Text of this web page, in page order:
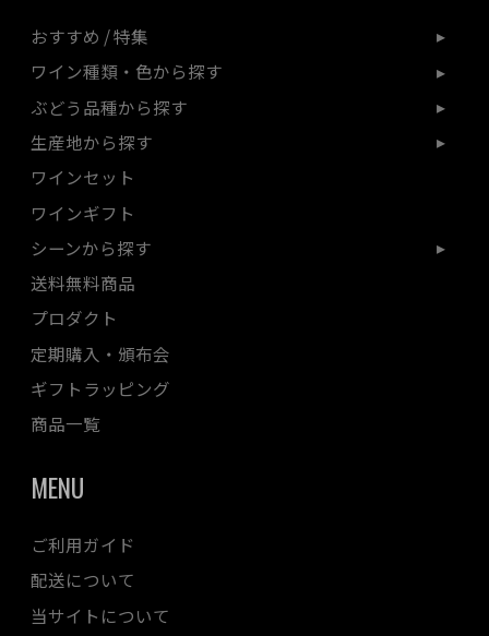
おすすめ / 特集
ワイン種類・色から探す
ぶどう品種から探す
生産地から探す
ワインセット
ワインギフト
シーンから探す
送料無料商品
プロダクト
定期購入・頒布会
ギフトラッピング
商品一覧
MENU
ご利用ガイド
配送について
当サイトについて